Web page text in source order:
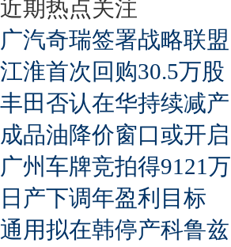
近期热点关注
广汽奇瑞签署战略联盟
江淮首次回购30.5万股
丰田否认在华持续减产
成品油降价窗口或开启
广州车牌竞拍得9121万
日产下调年盈利目标
通用拟在韩停产科鲁兹